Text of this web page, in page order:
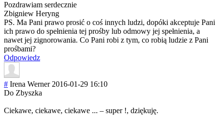
Pozdrawiam serdecznie
Zbigniew Heryng
PS. Ma Pani prawo prosić o coś innych ludzi, dopóki akceptuje Pani
ich prawo do spełnienia tej prośby lub odmowy jej spełnienia, a
nawet jej zignorowania. Co Pani robi z tym, co robią ludzie z Pani
prośbami?
Odpowiedz
# Irena Werner 2016-01-29 16:10
Do Zbyszka
Ciekawe, ciekawe, ciekawe ... – super !, dziękuję.